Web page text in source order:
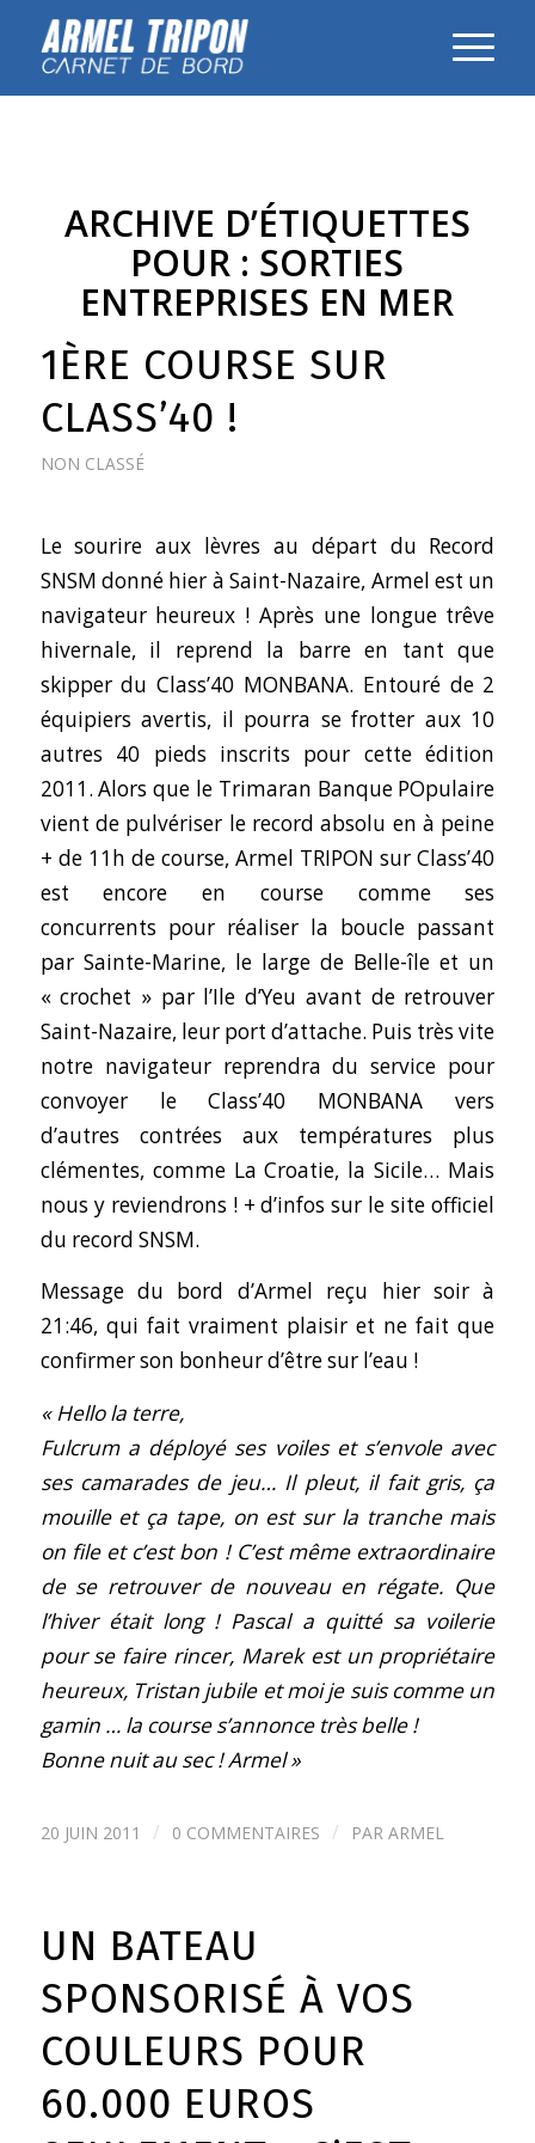
ARCHIVE D’ÉTIQUETTES
POUR : SORTIES
ENTREPRISES EN MER
1ÈRE COURSE SUR
CLASS’40 !
NON CLASSÉ
Le sourire aux lèvres au départ du Record
SNSM donné hier à Saint-Nazaire, Armel est un
navigateur heureux ! Après une longue trêve
hivernale, il reprend la barre en tant que
skipper du Class’40 MONBANA. Entouré de 2
équipiers avertis, il pourra se frotter aux 10
autres 40 pieds inscrits pour cette édition
2011. Alors que le Trimaran Banque POpulaire
vient de pulvériser le record absolu en à peine
+ de 11h de course, Armel TRIPON sur Class’40
est encore en course comme ses
concurrents pour réaliser la boucle passant
par Sainte-Marine, le large de Belle-île et un
« crochet » par l’Ile d’Yeu avant de retrouver
Saint-Nazaire, leur port d’attache. Puis très vite
notre navigateur reprendra du service pour
convoyer le Class’40 MONBANA vers
d’autres contrées aux températures plus
clémentes, comme La Croatie, la Sicile… Mais
nous y reviendrons ! + d’infos sur lesite officiel
du record SNSM.
Message du bord d’Armel reçu hier soir à
21:46, qui fait vraiment plaisir et ne fait que
confirmer son bonheur d’être sur l’eau !
« Hello la terre,
Fulcrum a déployé ses voiles et s’envole avec
ses camarades de jeu… Il pleut, il fait gris, ça
mouille et ça tape, on est sur la tranche mais
on file et c’est bon ! C’est même extraordinaire
de se retrouver de nouveau en régate. Que
l’hiver était long ! Pascal a quitté sa voilerie
pour se faire rincer, Marek est un propriétaire
heureux, Tristan jubile et moi je suis comme un
gamin … la course s’annonce très belle !
Bonne nuit au sec ! Armel »
20 JUIN 2011 / 0 COMMENTAIRES / PAR ARMEL
UN BATEAU
SPONSORISÉ À VOS
COULEURS POUR
60.000 EUROS